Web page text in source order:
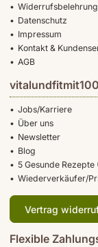
Widerrufsbelehrung
Datenschutz
Impressum
Kontakt &
AGB
vitalundfitmit100
Jobs/Karriere
Über uns
Newsletter
Blog
5 Gesunde Rezepte
Wiederverkäufer/
Vertrag
Flexible